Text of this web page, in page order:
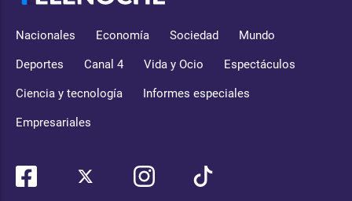
Nacionales Economía Sociedad Mundo
Deportes Canal 4 Vida y Ocio Espectáculos
Ciencia y tecnología Informes especiales
Empresariales